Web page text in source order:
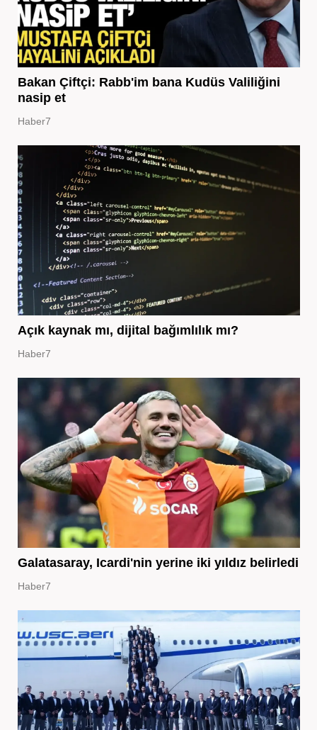
Bakan Çiftçi: Rabb'im bana Kudüs Valiliğini
nasip et
Haber7
Açık kaynak mı, dijital bağımlılık mı?
Haber7
Galatasaray, Icardi'nin yerine iki yıldız belirledi
Haber7